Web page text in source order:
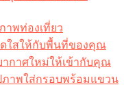
าพท่องเที่ยว
ใสให้กับพื้นที่ของคุณ
ากาศใหม่ให้เข้ากับคุณ
าพใส่กรอบพร้อมแขวน​